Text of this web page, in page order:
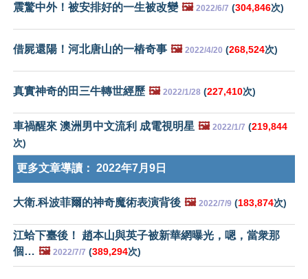
震驚中外！被安排好的一生被改變 🖼️ 2022/6/7 (304,846次)
借屍還陽！河北唐山的一樁奇事 🖼️ 2022/4/20 (268,524次)
真實神奇的田三牛轉世經歷 🖼️ 2022/1/28 (227,410次)
車禍醒來 澳洲男中文流利 成電視明星 🖼️ 2022/1/7 (219,844
次)
更多文章導讀： 2022年7月9日
大衛.科波菲爾的神奇魔術表演背後 🖼️ 2022/7/9 (183,874次)
江蛤下臺後！ 趙本山與英子被新華網曝光，嗯，當衆那
個… 🖼️ 2022/7/7 (389,294次)